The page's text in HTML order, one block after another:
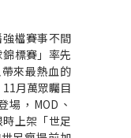
強檔賽事不間
標賽」率先
來最熱血的
11月萬眾矚目
場， MOD 、
時上架「世足